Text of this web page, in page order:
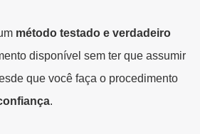
método testado e verdadeiro
disponível sem ter que assumir
que você faça o procedimento
.